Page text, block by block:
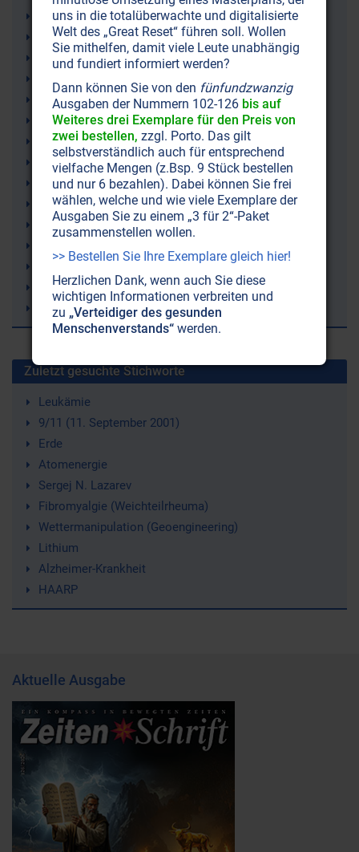
Klonen
Majestic 12
Raumfahrt
Science Fiction
Weltraum
Astrophysik
Bioroboter (Cyborg)
Ausserirdischer
Ausserirdische (Außerirdische Zivilisationen)
Area 51
Zeit
Relativitätstheorie
Zuletzt gesuchte Stichworte
Leukämie
9/11 (11. September 2001)
Erde
Atomenergie
Sergej N. Lazarev
Fibromyalgie (Weichteilrheuma)
Wettermanipulation (Geoengineering)
Lithium
Alzheimer-Krankheit
HAARP
Aktuelle Ausgabe
uns in die totalüberwachte und digitalisierte
Welt des „Great Reset“ führen soll. Wollen
Sie mithelfen, damit viele Leute unabhängig
und fundiert informiert werden?
Dann können Sie von den fünfundzwanzig
Ausgaben der Nummern 102-126 bis auf
Weiteres drei Exemplare für den Preis von
zwei bestellen, zzgl. Porto. Das gilt
selbstverständlich auch für entsprechend
vielfache Mengen (z.Bsp. 9 Stück bestellen
und nur 6 bezahlen). Dabei können Sie frei
wählen, welche und wie viele Exemplare der
Ausgaben Sie zu einem „3 für 2“-Paket
zusammenstellen wollen.
>> Bestellen Sie Ihre Exemplare gleich hier!
Herzlichen Dank, wenn auch Sie diese
wichtigen Informationen verbreiten und
zu „Verteidiger des gesunden
Menschenverstands“ werden.